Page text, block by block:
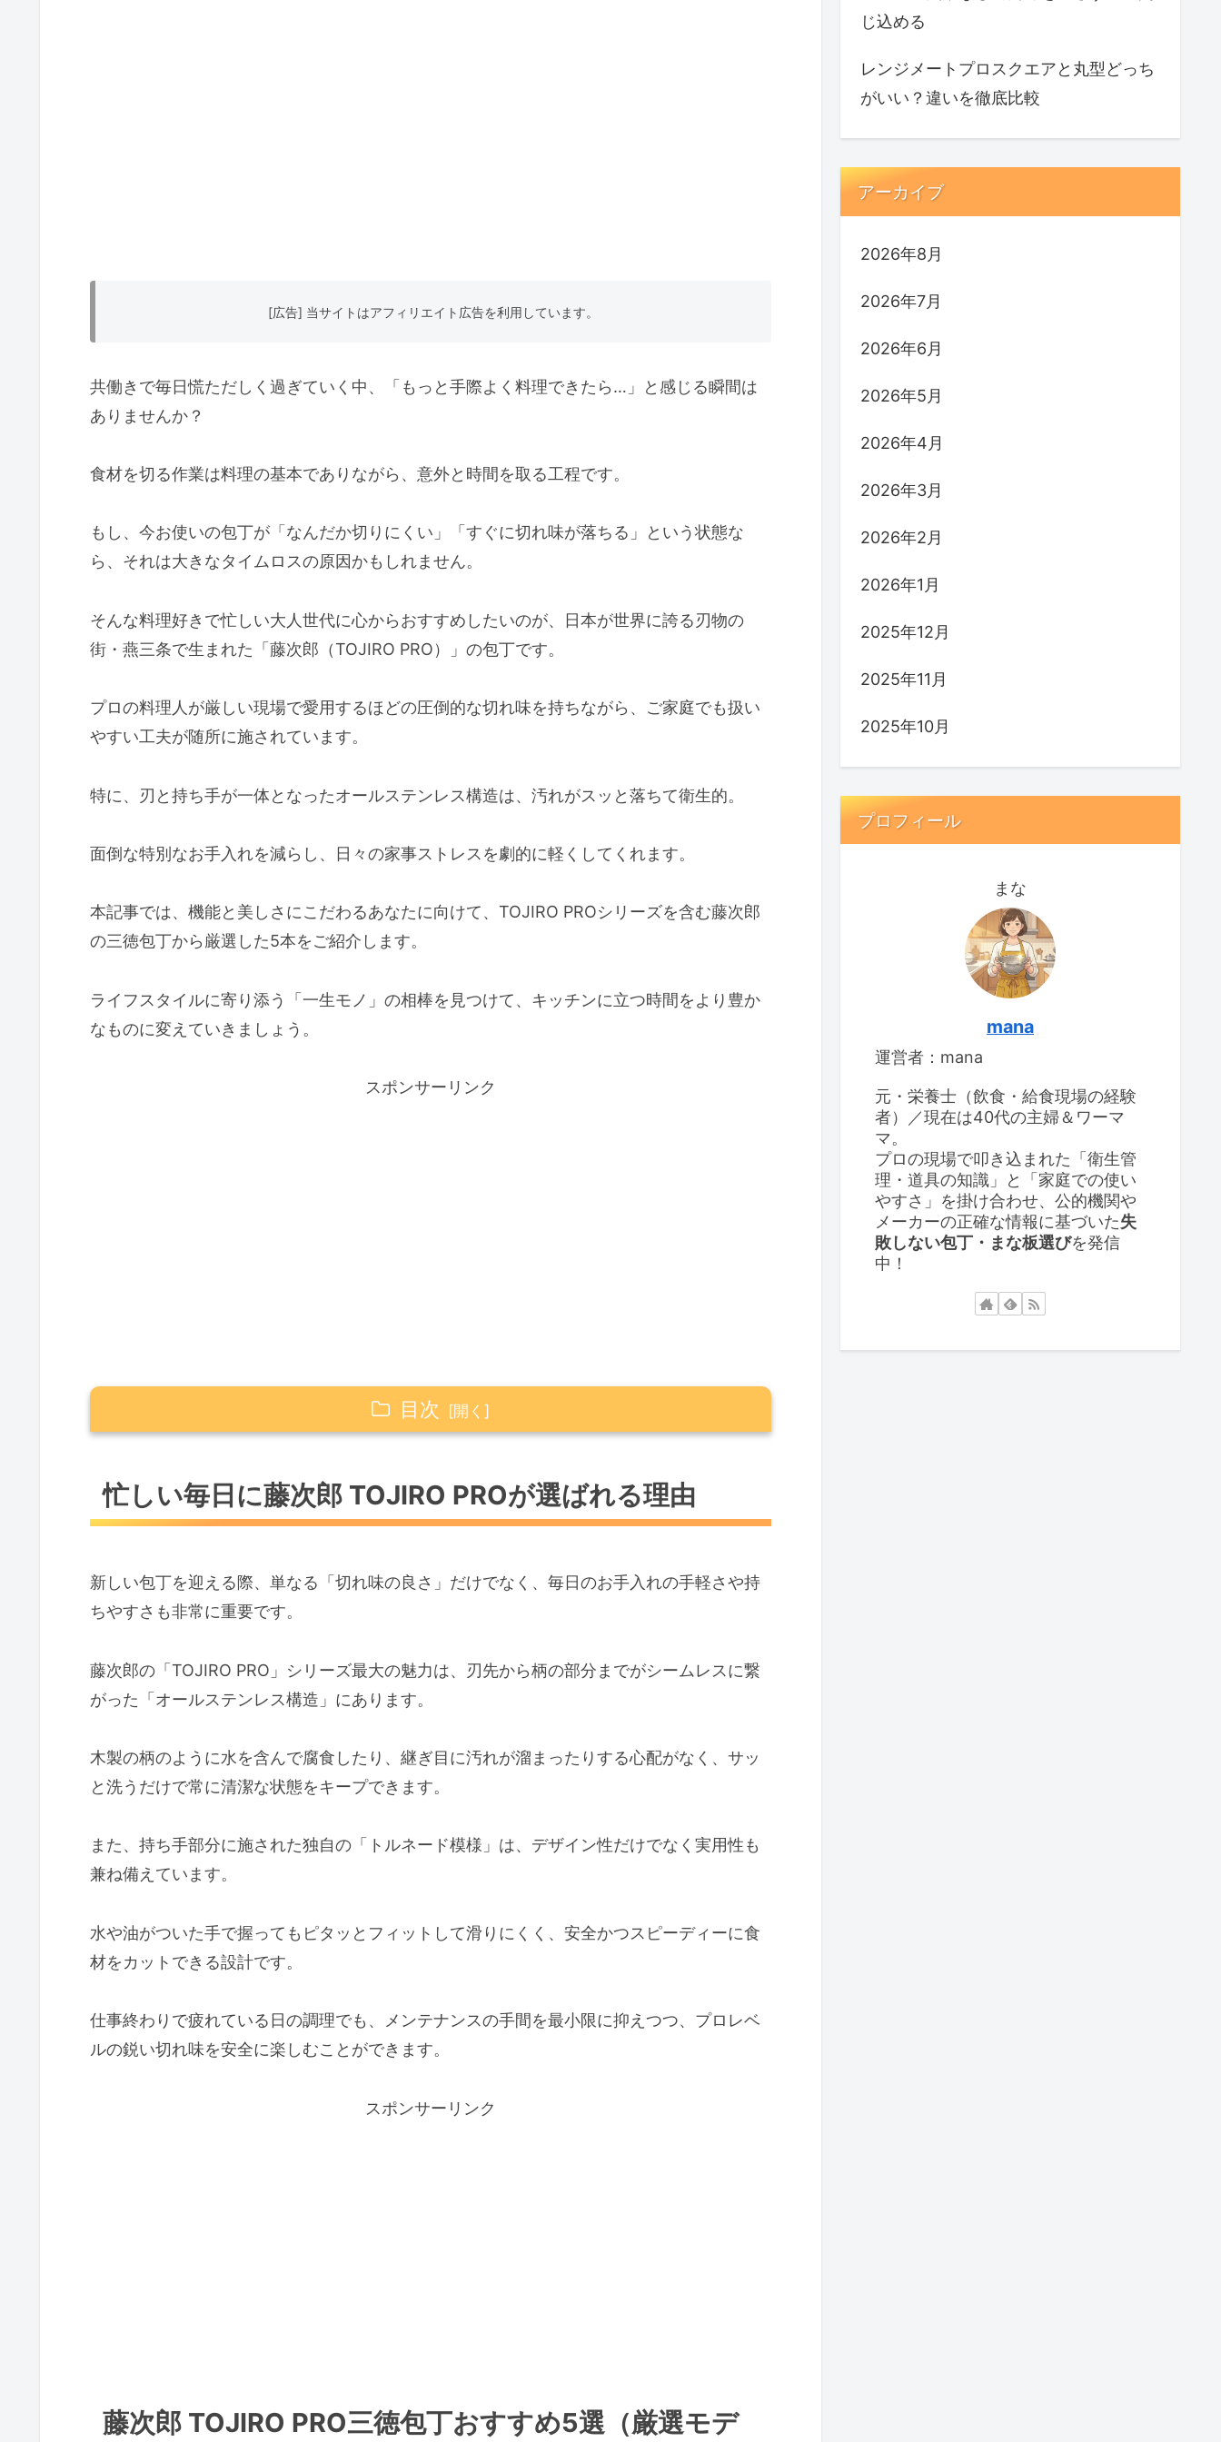
[広告] 当サイトはアフィリエイト広告を利用しています。
共働きで毎日慌ただしく過ぎていく中、「もっと手際よく料理できたら…」と感じる瞬間は
ありませんか？
食材を切る作業は料理の基本でありながら、意外と時間を取る工程です。
もし、今お使いの包丁が「なんだか切りにくい」「すぐに切れ味が落ちる」という状態な
ら、それは大きなタイムロスの原因かもしれません。
そんな料理好きで忙しい大人世代に心からおすすめしたいのが、日本が世界に誇る刃物の
街・燕三条で生まれた「藤次郎（TOJIRO PRO）」の包丁です。
プロの料理人が厳しい現場で愛用するほどの圧倒的な切れ味を持ちながら、ご家庭でも扱い
やすい工夫が随所に施されています。
特に、刃と持ち手が一体となったオールステンレス構造は、汚れがスッと落ちて衛生的。
面倒な特別なお手入れを減らし、日々の家事ストレスを劇的に軽くしてくれます。
本記事では、機能と美しさにこだわるあなたに向けて、TOJIRO PROシリーズを含む藤次郎
の三徳包丁から厳選した5本をご紹介します。
ライフスタイルに寄り添う「一生モノ」の相棒を見つけて、キッチンに立つ時間をより豊か
なものに変えていきましょう。
スポンサーリンク
目次
藤次郎 TOJIRO PRO三徳包丁おすすめ5選（厳選モデル）
5. TOJIRO PRO ニッケルダマスカス三徳 F-1036
自分にぴったりの藤次郎 TOJIRO PRO包丁を見つける手順
一生モノとして長く愛用するための注意点
購入前に解決！藤次郎 TOJIRO PROのよくある質問
左利きですが、そのまま使えますか？
忙しい毎日に藤次郎 TOJIRO PROが選ばれる理由
新しい包丁を迎える際、単なる「切れ味の良さ」だけでなく、毎日のお手入れの手軽さや持
ちやすさも非常に重要です。
藤次郎の「TOJIRO PRO」シリーズ最大の魅力は、刃先から柄の部分までがシームレスに繋
がった「オールステンレス構造」にあります。
木製の柄のように水を含んで腐食したり、継ぎ目に汚れが溜まったりする心配がなく、サッ
と洗うだけで常に清潔な状態をキープできます。
また、持ち手部分に施された独自の「トルネード模様」は、デザイン性だけでなく実用性も
兼ね備えています。
水や油がついた手で握ってもピタッとフィットして滑りにくく、安全かつスピーディーに食
材をカットできる設計です。
仕事終わりで疲れている日の調理でも、メンテナンスの手間を最小限に抑えつつ、プロレベ
ルの鋭い切れ味を安全に楽しむことができます。
スポンサーリンク
藤次郎 TOJIRO PRO三徳包丁おすすめ5選（厳選モデ
じ込める
レンジメートプロスクエアと丸型どっち
がいい？違いを徹底比較
アーカイブ
2026年8月
2026年7月
2026年6月
2026年5月
2026年4月
2026年3月
2026年2月
2026年1月
2025年12月
2025年11月
2025年10月
プロフィール
まな
mana
運営者：mana
元・栄養士（飲食・給食現場の経験
者）／現在は40代の主婦＆ワーマ
マ。
プロの現場で叩き込まれた「衛生管
理・道具の知識」と「家庭での使い
やすさ」を掛け合わせ、公的機関や
メーカーの正確な情報に基づいた失
敗しない包丁・まな板選びを発信
中！